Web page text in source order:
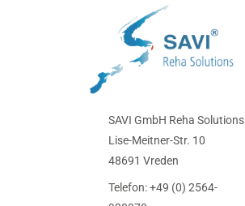
SAVI GmbH Reha Solutions
Lise-Meitner-Str. 10
48691 Vreden
Telefon: +49 (0) 2564-